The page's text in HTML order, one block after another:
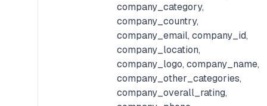
company_category,
company_country,
company_email, company_id,
company_location,
company_logo, company_name,
company_other_categories,
company_overall_rating,